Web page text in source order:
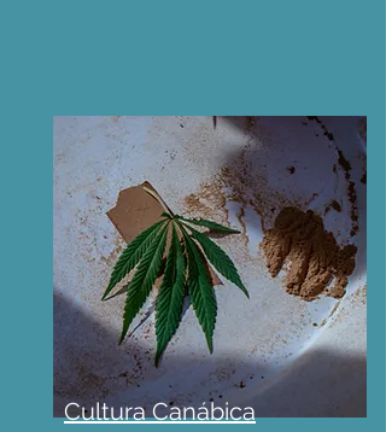
Cultura Canábica